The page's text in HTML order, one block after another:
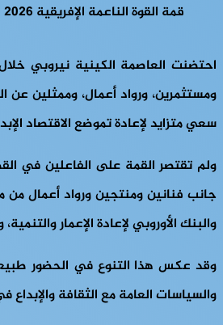
قمة القوة الناعمة الإفريقية 2026
ومستثمرين، ورواد أعمال، وممثلين عن
سعي متزايد لإعادة تموضع الاقتصاد
ولم تقتصر القمة على الفاعلين في
والبنك الأوروبي لإعادة الإعمار
وقد عكس هذا التنوع في الحضور طبيعة
والسياسات العامة مع الثقافة والإبداع